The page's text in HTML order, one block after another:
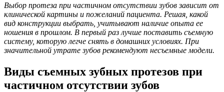
Выбор протеза при частичном отсутствии зубов зависит от
клинической картины и пожеланий пациента. Решая, какой
вид конструкции выбрать, учитывают наличие опыта ее
ношения в прошлом. В первый раз лучше поставить съемную
систему, которую легче снять в домашних условиях. При
значительной утрате зубов рекомендуют несъемные модели.
Виды съемных зубных протезов при
частичном отсутствии зубов